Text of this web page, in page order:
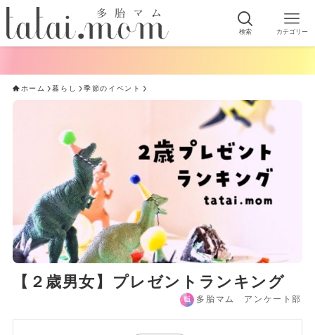
検索 カテゴリー
ホーム 暮らし 季節のイベント
【２歳男女】プレゼントランキング
多胎マム アンケート部